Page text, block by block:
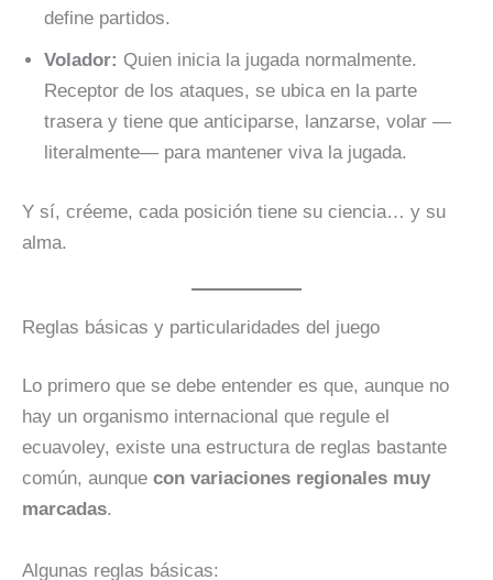
define partidos.
Volador: Quien inicia la jugada normalmente.
Receptor de los ataques, se ubica en la parte
trasera y tiene que anticiparse, lanzarse, volar —
literalmente— para mantener viva la jugada.
Y sí, créeme, cada posición tiene su ciencia… y su
alma.
Reglas básicas y particularidades del juego
Lo primero que se debe entender es que, aunque no
hay un organismo internacional que regule el
ecuavoley, existe una estructura de reglas bastante
común, aunque con variaciones regionales muy
marcadas.
Algunas reglas básicas: